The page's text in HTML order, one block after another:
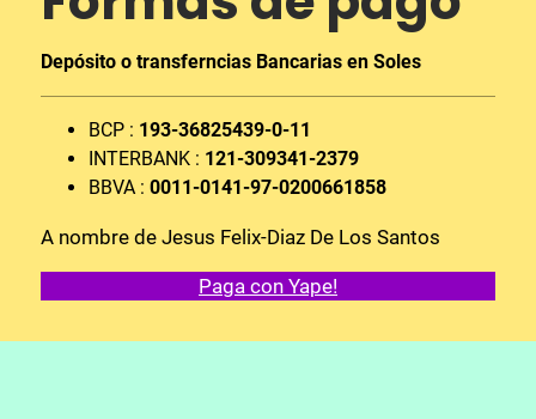
Depósito o transferncias Bancarias en Soles
BCP : 193-36825439-0-11
INTERBANK : 121-309341-2379
BBVA : 0011-0141-97-0200661858
A nombre de Jesus Felix-Diaz De Los Santos
Paga con Yape!